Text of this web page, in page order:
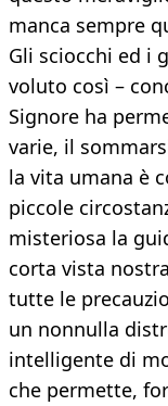
manca sempre
Gli sciocchi ed i
voluto così –
Signore ha
varie, il
la vita umana è
piccole
misteriosa la
corta vista
tutte le
un nonnulla
intelligente di
che permette,